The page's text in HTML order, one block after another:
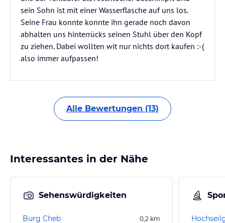
sein Sohn ist mit einer Wasserflasche auf uns los.
Seine Frau konnte konnte ihn gerade noch davon
abhalten uns hinterrücks seinen Stuhl über den Kopf
zu ziehen. Dabei wollten wit nur nichts dort kaufen :-(
also immer aufpassen!
Alle Bewertungen (13)
Interessantes in der Nähe
Sehenswürdigkeiten
Burg Cheb 0,2 km